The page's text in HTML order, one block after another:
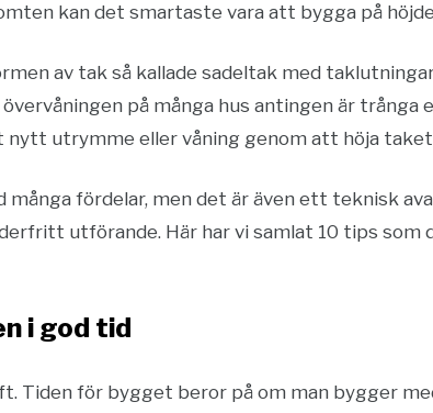
kan det smartaste vara att bygga på
av tak så kallade sadeltak med
på många hus antingen är trånga
nytt utrymme eller våning genom att höja
fördelar, men det är även ett teknisk
utförande. Här har vi samlat 10 tips som
i god tid
Tiden för bygget beror på om man bygger